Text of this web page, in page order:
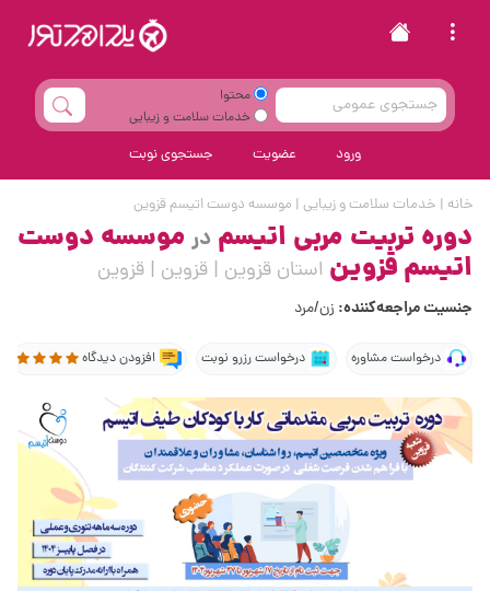
محتوا
خدمات سلامت و زیبایی
ورود عضویت جستجوی نوبت
خانه | خدمات سلامت و زیبایی | موسسه دوست اتیسم قزوین
دوره تربیت مربی اتیسم درموسسه دوست
اتیسم قزوین استان قزوین | قزوین | قزوین
جنسیت مراجعه‌کننده: زن/مرد
درخواست مشاوره درخواست رزرو نوبت افزودن دیدگاه